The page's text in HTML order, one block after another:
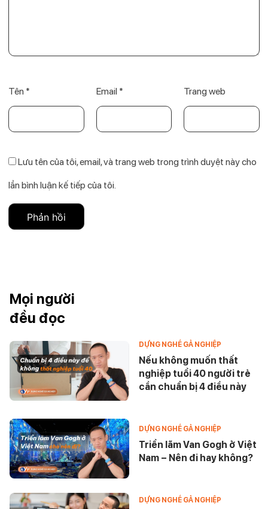
Tên * Email * Trang web
Lưu tên của tôi, email, và trang web trong trình duyệt này cho
lần bình luận kế tiếp của tôi.
Mọi người
đều đọc
DỰNG NGHỀ GẢ NGHIỆP
Nếu không muốn thất
nghiệp tuổi 40 người trẻ
cần chuẩn bị 4 điều này
DỰNG NGHỀ GẢ NGHIỆP
Triển lãm Van Gogh ở Việt
Nam – Nên đi hay không?
DỰNG NGHỀ GẢ NGHIỆP